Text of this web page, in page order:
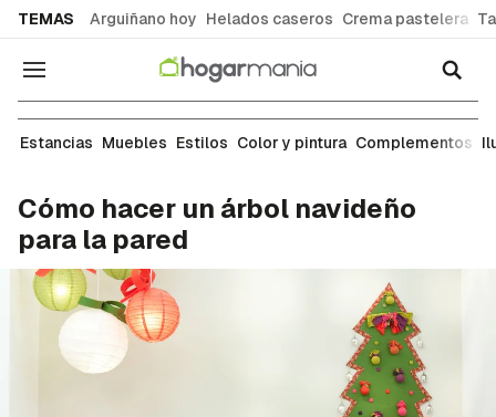
TEMAS Arguiñano hoy Helados caseros Crema pastelera
Navegación
Complementos
Estancias Muebles Estilos Color y pintura Complementos
Cómo hacer un árbol navideño
para la pared